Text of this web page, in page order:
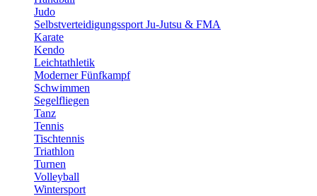
Judo
Selbstverteidigungssport Ju-Jutsu & FMA
Karate
Kendo
Leichtathletik
Moderner Fünfkampf
Schwimmen
Segelfliegen
Tanz
Tennis
Tischtennis
Triathlon
Turnen
Volleyball
Wintersport